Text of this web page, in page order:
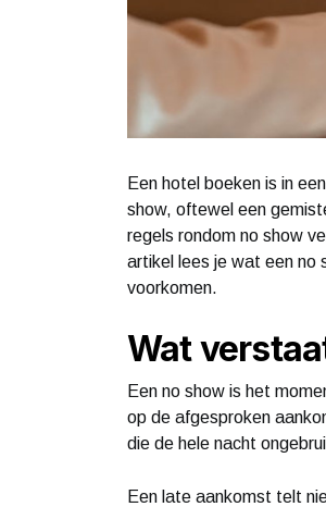
Een hotel boeken is in
show, oftewel een
regels rondom no show
artikel lees je wat een no
voorkomen.
Wat
Een no show is het
op de afgesproken
die de hele nacht
Een late aankomst telt